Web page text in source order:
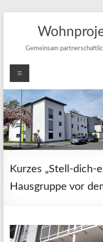
Gemeinsam
Menü
Kurzes „Stell-dich-
Hausgruppe vor